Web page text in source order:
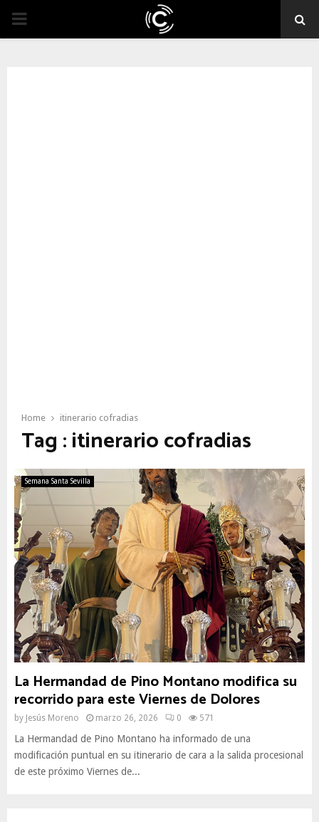
PRIMARY
Home itinerario cofradias
Tag : itinerario cofradias
Semana Santa Sevilla
La Hermandad de Pino Montano modifica su
recorrido para este Viernes de Dolores
by Jesús Moreno marzo 26, 2026 0 571
La Hermandad de Pino Montano ha informado de una
modificación puntual en su itinerario de cara a la salida procesional
de este próximo Viernes de...